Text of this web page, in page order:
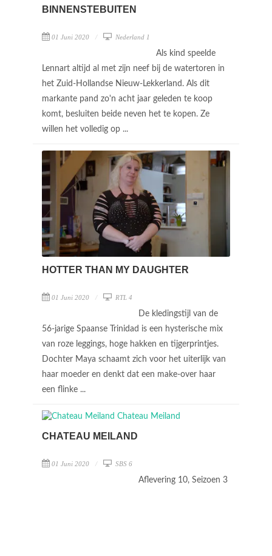
BINNENSTEBUITEN
01 Juni 2020 Nederland 1
Als kind speelde
Lennart altijd al met zijn neef bij de watertoren in
het Zuid-Hollandse Nieuw-Lekkerland. Als dit
markante pand zo'n acht jaar geleden te koop
komt, besluiten beide neven het te kopen. Ze
willen het volledig op ...
HOTTER THAN MY DAUGHTER
01 Juni 2020 RTL 4
De kledingstijl van de
56-jarige Spaanse Trinidad is een hysterische mix
van roze leggings, hoge hakken en tijgerprintjes.
Dochter Maya schaamt zich voor het uiterlijk van
haar moeder en denkt dat een make-over haar
een flinke ...
CHATEAU MEILAND
01 Juni 2020 SBS 6
Aflevering 10, Seizoen 3